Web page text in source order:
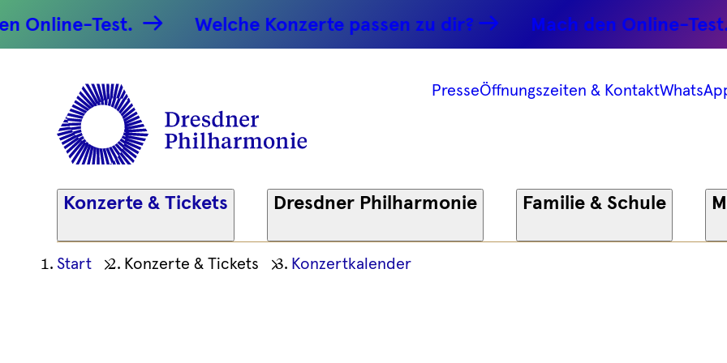
Test. Welche Konzerte passen zu dir? Mach den Online-Test.
PresseÖffnungszeiten & Kontakt
Konzerte & Tickets Dresdner Philharmonie Familie & Schule
Ihre
Start Konzerte & Tickets Konzertkalender
O Täler weit, o
Höhen - 24.08.2025 -
Dresdner
Philharmonie